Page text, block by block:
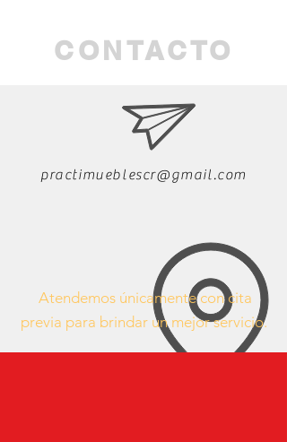
CONTACTO
practimueblescr@gmail.com
Atendemos únicamente con cita
previa para brindar un mejor servicio.